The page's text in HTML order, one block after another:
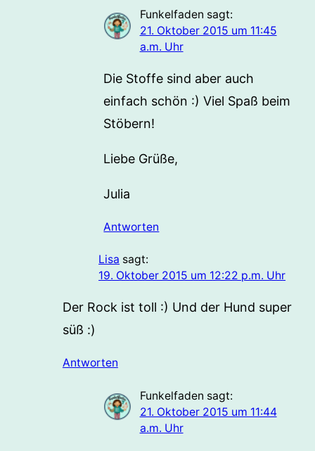
Funkelfaden sagt:
21. Oktober 2015 um 11:45
a.m. Uhr
Die Stoffe sind aber auch
einfach schön :) Viel Spaß beim
Stöbern!
Liebe Grüße,
Julia
Antworten
Lisa sagt:
19. Oktober 2015 um 12:22 p.m. Uhr
Der Rock ist toll :) Und der Hund super
süß :)
Antworten
Funkelfaden sagt:
21. Oktober 2015 um 11:44
a.m. Uhr